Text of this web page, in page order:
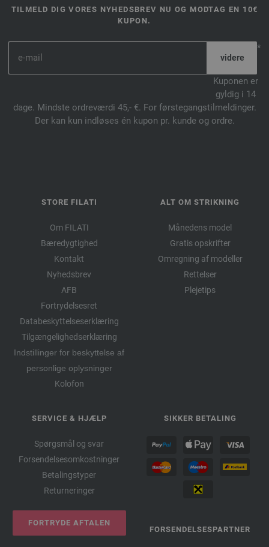
TILMELD DIG VORES NYHEDSBREV NU OG MODTAG EN 10€
KUPON.
*
Kuponen er
gyldig i 14
dage. Mindste ordreværdi 45,- €. For førstegangstilmeldinger.
Der kan kun indløses én kupon pr. kunde og ordre.
STORE FILATI
Om FILATI
Bæredygtighed
Kontakt
Nyhedsbrev
AFB
Fortrydelsesret
Databeskyttelseserklæring
Tilgængelighedserklæring
Indstillinger for beskyttelse af
personlige oplysninger
Kolofon
ALT OM STRIKNING
Månedens model
Gratis opskrifter
Omregning af modeller
Rettelser
Plejetips
SERVICE & HJÆLP
Spørgsmål og svar
Forsendelsesomkostninger
Betalingstyper
Returneringer
FORTRYDE AFTALEN
SIKKER BETALING
FORSENDELSESPARTNER